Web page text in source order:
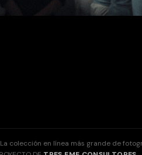
colección en línea más grande de